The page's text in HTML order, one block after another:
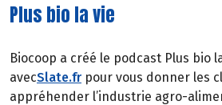
Plus bio la vie
Biocoop a créé le podcast Plus bio
avecSlate.fr pour vous donner les
appréhender l’industrie agro-